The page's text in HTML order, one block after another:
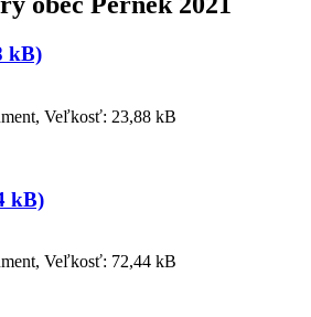
kB)
Veľkosť: 23,88 kB
kB)
Veľkosť: 72,44 kB